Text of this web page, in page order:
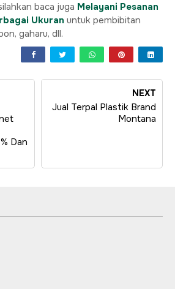
baca juga Melayani Pesanan
Ukuran untuk pembibitan
gaharu, dll.
NEXT
Jual Terpal Plastik Brand
Montana
Dan